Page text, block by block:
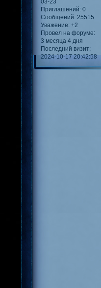
Приглашений: 0
Сообщений: 25515
Уважение: +2
Провел на форуме:
3 месяца 4 дня
Последний визит:
2024-10-17 20:42:58